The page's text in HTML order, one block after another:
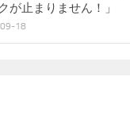
が止まりません！」
18